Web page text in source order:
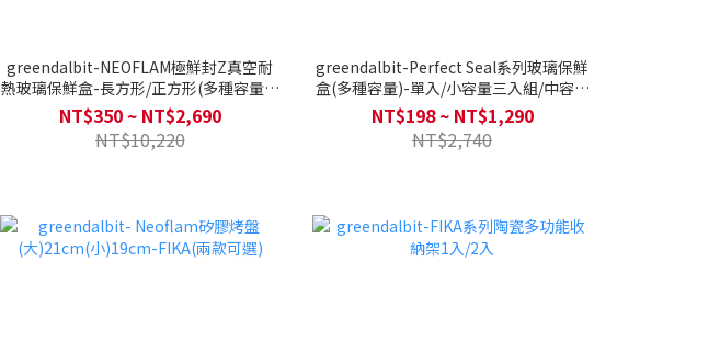
greendalbit-NEOFLAM極鮮封Z真空耐
熱玻璃保鮮盒-長方形/正方形(多種容量組
合可選)
NT$350 ~ NT$2,690
NT$10,220
greendalbit-Perfect Seal系列玻璃保鮮
盒(多種容量)-單入/小容量三入組/中容量
三入組/大容量三入組/大全套五入組
NT$198 ~ NT$1,290
NT$2,740